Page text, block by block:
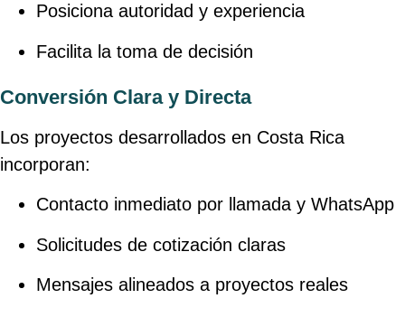
Posiciona autoridad y experiencia
Facilita la toma de decisión
Conversión Clara y Directa
Los proyectos desarrollados en Costa Rica
incorporan:
Contacto inmediato por llamada y WhatsApp
Solicitudes de cotización claras
Mensajes alineados a proyectos reales